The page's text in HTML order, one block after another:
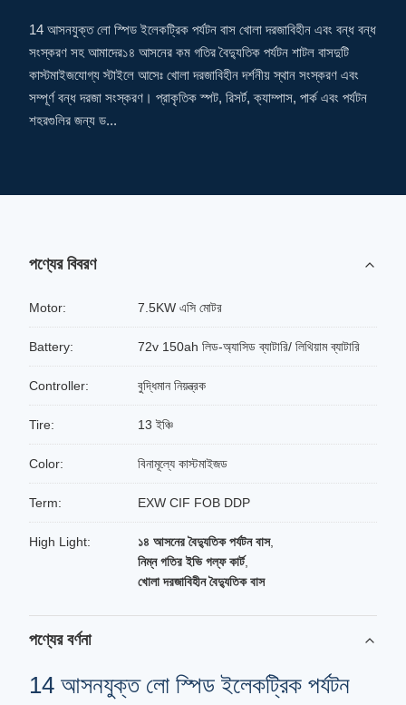
14 আসনযুক্ত লো স্পিড ইলেকট্রিক পর্যটন বাস খোলা দরজাবিহীন এবং বন্ধ বন্ধ
সংস্করণ সহ আমাদের১৪ আসনের কম গতির বৈদ্যুতিক পর্যটন শাটল বাসদুটি
কাস্টমাইজযোগ্য স্টাইলে আসেঃ খোলা দরজাবিহীন দর্শনীয় স্থান সংস্করণ এবং
সম্পূর্ণ বন্ধ দরজা সংস্করণ। প্রাকৃতিক স্পট, রিসর্ট, ক্যাম্পাস, পার্ক এবং পর্যটন
শহরগুলির জন্য ড...
পণ্যের বিবরণ
Motor: 7.5KW এসি মোটর
Battery: 72v 150ah লিড-অ্যাসিড ব্যাটারি/ লিথিয়াম ব্যাটারি
Controller: বুদ্ধিমান নিয়ন্ত্রক
Tire: 13 ইঞ্চি
Color: বিনামূল্যে কাস্টমাইজড
Term: EXW CIF FOB DDP
High Light: ১৪ আসনের বৈদ্যুতিক পর্যটন বাস,
নিম্ন গতির ইভি গল্ফ কার্ট,
খোলা দরজাবিহীন বৈদ্যুতিক বাস
পণ্যের বর্ণনা
14 আসনযুক্ত লো স্পিড ইলেকট্রিক পর্যটন